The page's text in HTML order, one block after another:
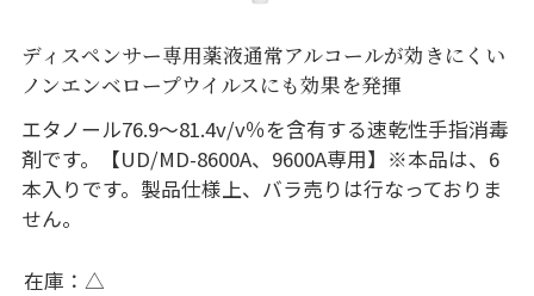
ディスペンサー専用薬液通常アルコールが効きにくい
ノンエンベロープウイルスにも効果を発揮
エタノール76.9～81.4v/v％を含有する速乾性手指消毒
剤です。【UD/MD-8600A、9600A専用】※本品は、6
本入りです。製品仕様上、バラ売りは行なっておりま
せん。
在庫 △